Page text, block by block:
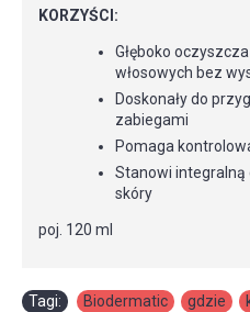
KORZYŚCI:
Głęboko
włosowych bez
Doskonały do
zabiegami
Pomaga
Stanowi integralną
skóry
poj. 120 ml
Tagi: Biodermatic gdzie